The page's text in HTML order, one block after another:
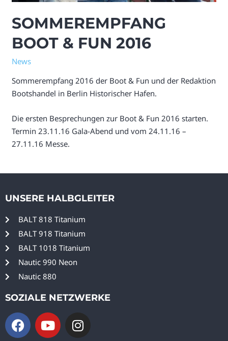
SOMMEREMPFANG
BOOT & FUN 2016
News
Sommerempfang 2016 der Boot & Fun und der Redaktion
Bootshandel in Berlin Historischer Hafen.
Die ersten Besprechungen zur Boot & Fun 2016 starten.
Termin 23.11.16 Gala-Abend und vom 24.11.16 –
27.11.16 Messe.
UNSERE HALBGLEITER
BALT 818 Titanium
BALT 918 Titanium
BALT 1018 Titanium
Nautic 990 Neon
Nautic 880
SOZIALE NETZWERKE